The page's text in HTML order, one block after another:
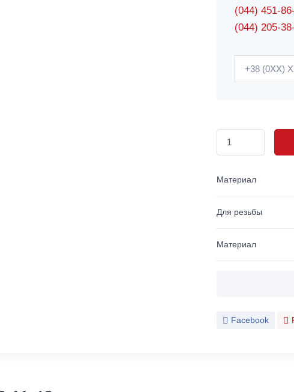
(044) 451-
(044) 205-
Материал
Для резьбы
Материал
Facebook